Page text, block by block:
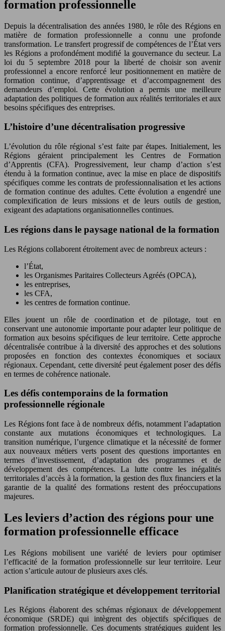
formation professionnelle
Depuis la décentralisation des années 1980, le rôle des Régions en
matière de formation professionnelle a connu une profonde
transformation. Le transfert progressif de compétences de l’État vers
les Régions a profondément modifié la gouvernance du secteur. La
loi du 5 septembre 2018 pour la liberté de choisir son avenir
professionnel a encore renforcé leur positionnement en matière de
formation continue, d’apprentissage et d’accompagnement des
demandeurs d’emploi. Cette évolution a permis une meilleure
adaptation des politiques de formation aux réalités territoriales et aux
besoins spécifiques des entreprises.
L’histoire d’une décentralisation progressive
L’évolution du rôle régional s’est faite par étapes. Initialement, les
Régions géraient principalement les Centres de Formation
d’Apprentis (CFA). Progressivement, leur champ d’action s’est
étendu à la formation continue, avec la mise en place de dispositifs
spécifiques comme les contrats de professionnalisation et les actions
de formation continue des adultes. Cette évolution a engendré une
complexification de leurs missions et de leurs outils de gestion,
exigeant des adaptations organisationnelles continues.
Les régions dans le paysage national de la formation
Les Régions collaborent étroitement avec de nombreux acteurs :
l’État,
les Organismes Paritaires Collecteurs Agréés (OPCA),
les entreprises,
les CFA,
les centres de formation continue.
Elles jouent un rôle de coordination et de pilotage, tout en
conservant une autonomie importante pour adapter leur politique de
formation aux besoins spécifiques de leur territoire. Cette approche
décentralisée contribue à la diversité des approches et des solutions
proposées en fonction des contextes économiques et sociaux
régionaux. Cependant, cette diversité peut également poser des défis
en termes de cohérence nationale.
Les défis contemporains de la formation
professionnelle régionale
Les Régions font face à de nombreux défis, notamment l’adaptation
constante aux mutations économiques et technologiques. La
transition numérique, l’urgence climatique et la nécessité de former
aux nouveaux métiers verts posent des questions importantes en
termes d’investissement, d’adaptation des programmes et de
développement des compétences. La lutte contre les inégalités
territoriales d’accès à la formation, la gestion des flux financiers et la
garantie de la qualité des formations restent des préoccupations
majeures.
Les leviers d’action des régions pour une
formation professionnelle efficace
Les Régions mobilisent une variété de leviers pour optimiser
l’efficacité de la formation professionnelle sur leur territoire. Leur
action s’articule autour de plusieurs axes clés.
Planification stratégique et développement territorial
Les Régions élaborent des schémas régionaux de développement
économique (SRDE) qui intègrent des objectifs spécifiques de
formation professionnelle. Ces documents stratégiques guident les